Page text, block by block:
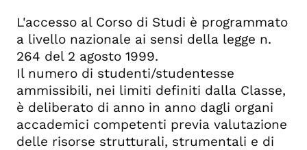
L'accesso al Corso di Studi è programmato
a livello nazionale ai sensi della legge n.
264 del 2 agosto 1999.
Il numero di studenti/studentesse
ammissibili, nei limiti definiti dalla Classe,
è deliberato di anno in anno dagli organi
accademici competenti previa valutazione
delle risorse strutturali, strumentali e di